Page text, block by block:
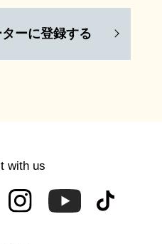
ーに登録する
with us